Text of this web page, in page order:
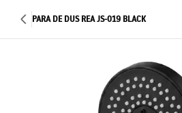
PARA DE DUS REA JS-019 BLACK